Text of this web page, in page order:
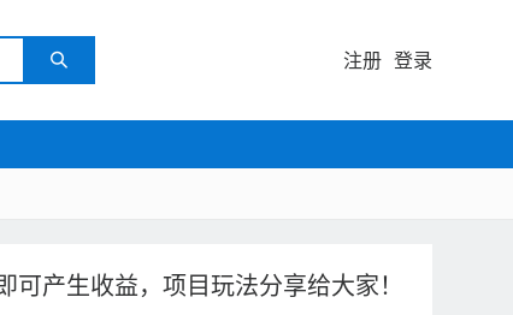
注册 登录

产生收益，项目玩法分享给大家！